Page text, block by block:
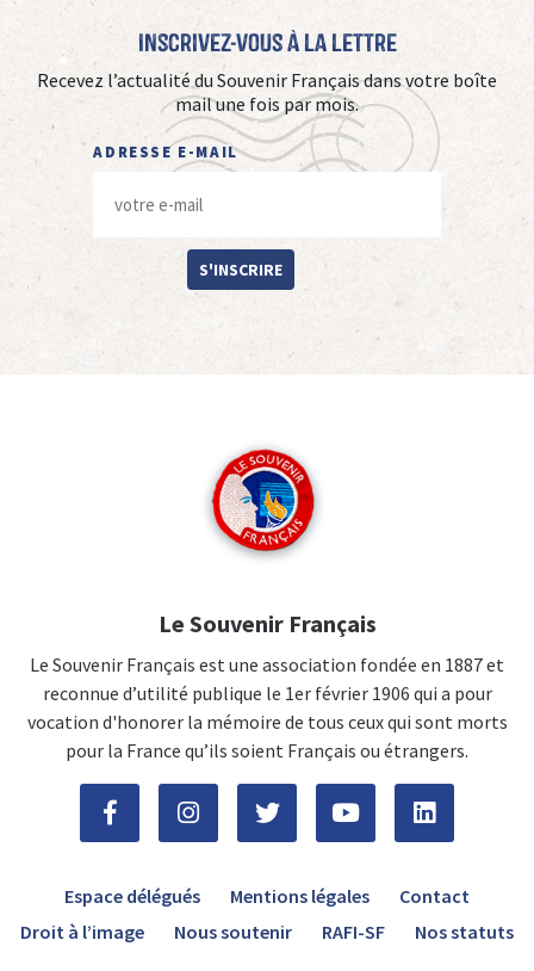
Inscrivez-vous à La Lettre
Recevez l’actualité du Souvenir Français dans votre boîte
mail une fois par mois.
ADRESSE E-MAIL
S'INSCRIRE
Le Souvenir Français
Le Souvenir Français est une association fondée en 1887 et
reconnue d’utilité publique le 1er février 1906 qui a pour
vocation d'honorer la mémoire de tous ceux qui sont morts
pour la France qu’ils soient Français ou étrangers.
Espace délégués Mentions légales
Contact
Droit à l’image
Nous soutenir RAFI-SF Nos statuts